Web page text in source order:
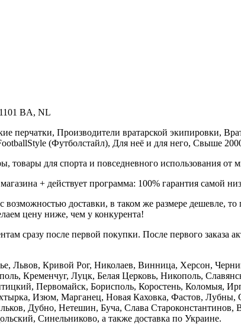
BA, NL
перчатки, Производители вратарской экипировки,
(Футболстайл), Для неё и для него, Свыше
товары для спорта и повседневного использования от
+ действует программа: 100% гарантия самой
доставки, в таком же размере дешевле,
цену ниже, чем у конкурента!
сразу после первой покупки. После первого заказа
Львов, Кривой Рог, Николаев, Винница, Херсон,
Кременчуг, Луцк, Белая Церковь, Никополь,
Первомайск, Борисполь, Коростень, Коломыя,
Изюм, Марганец, Новая Каховка, Фастов,
Дубно, Нетешин, Буча, Слава Староконстантинов,
Синельниково, а также доставка по Украине.